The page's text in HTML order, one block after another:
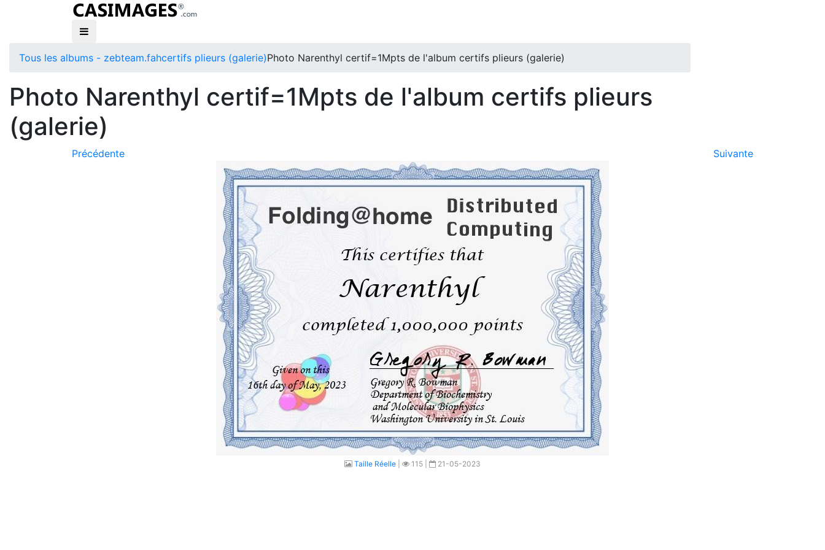
Tous les albums - zebteam.fahcertifs plieurs (galerie)Photo Narenthyl certif=1Mpts de l'album certifs plieurs (galerie)
Photo Narenthyl certif=1Mpts de l'album certifs plieurs
(galerie)
Précédente Suivante
Taille Réelle 115 | 21-05-2023